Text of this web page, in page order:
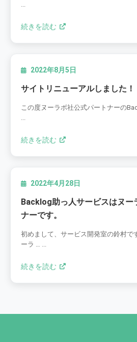
...
続きを読む
2022年8月5日
サイトリニューアルしました！
この度ヌーラボ社公式パートナーの
...
続きを読む
2022年4月28日
Backlog助っ人サービスはヌー
ナーです。
初めまして、サービス開発室の鈴村で
ーラ … ...
続きを読む